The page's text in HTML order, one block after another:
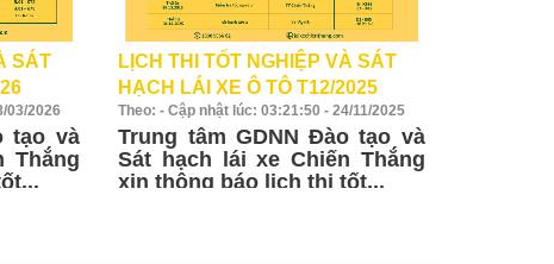
SÁT
03/2026
tạo và
Thắng
LỊCH THI TỐT NGHIỆP VÀ SÁT
HẠCH LÁI XE Ô TÔ T12/2025
Theo: - Cập nhật lúc: 03:21:50 - 24/11/2025
Trung tâm GDNN Đào tạo và
Sát hạch lái xe Chiến Thắng
xin thông báo lịch thi tốt...